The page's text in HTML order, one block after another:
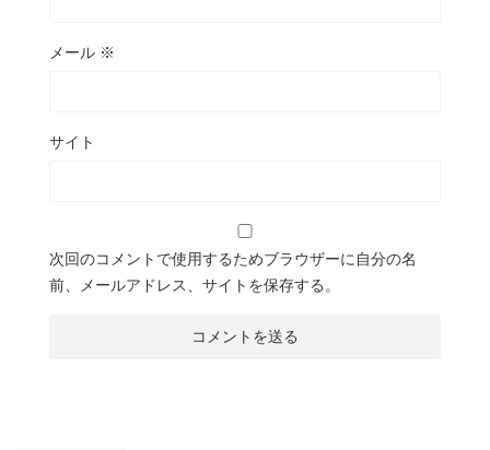
メール ※
サイト
次回のコメントで使用するためブラウザーに自分の名
前、メールアドレス、サイトを保存する。